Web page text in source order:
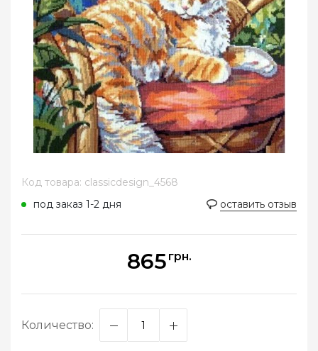
Код товара: classicdesign_4568
под заказ 1-2 дня
оставить отзыв
865 грн.
Количество: